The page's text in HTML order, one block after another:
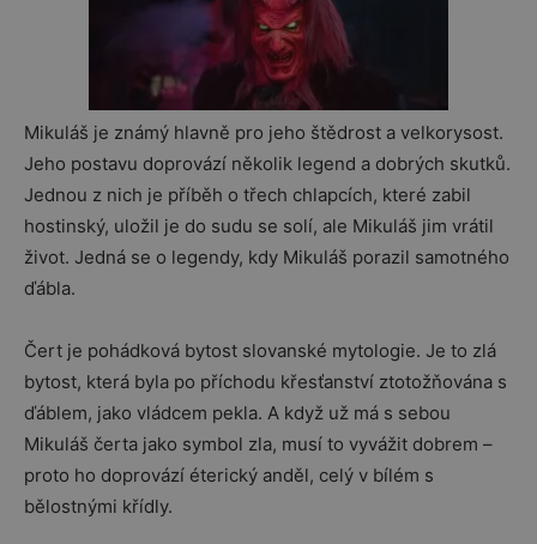
Mikuláš je známý hlavně pro jeho štědrost a velkorysost.
Jeho postavu doprovází několik legend a dobrých skutků.
Jednou z nich je příběh o třech chlapcích, které zabil
hostinský, uložil je do sudu se solí, ale Mikuláš jim vrátil
život. Jedná se o legendy, kdy Mikuláš porazil samotného
ďábla.
Čert je pohádková bytost slovanské mytologie. Je to zlá
bytost, která byla po příchodu křesťanství ztotožňována s
ďáblem, jako vládcem pekla. A když už má s sebou
Mikuláš čerta jako symbol zla, musí to vyvážit dobrem –
proto ho doprovází éterický anděl, celý v bílém s
bělostnými křídly.